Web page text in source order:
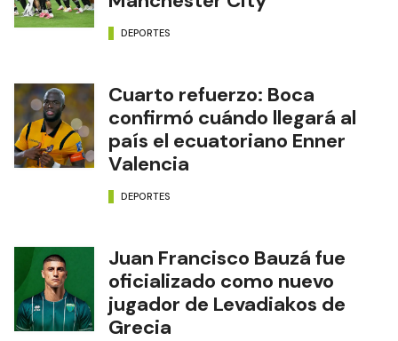
DEPORTES
Cuarto refuerzo: Boca
confirmó cuándo llegará al
país el ecuatoriano Enner
Valencia
DEPORTES
Juan Francisco Bauzá fue
oficializado como nuevo
jugador de Levadiakos de
Grecia